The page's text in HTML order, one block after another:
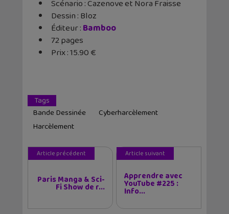
Scénario : Cazenove et Nora Fraisse
Dessin : Bloz
Éditeur :Bamboo
72 pages
Prix : 15.90 €
Tags
Bande Dessinée
Cyberharcèlement
Harcèlement
Article précédent
Paris Manga & Sci-
Fi Show de r...
Article suivant
Apprendre avec
YouTube #225 :
Info...